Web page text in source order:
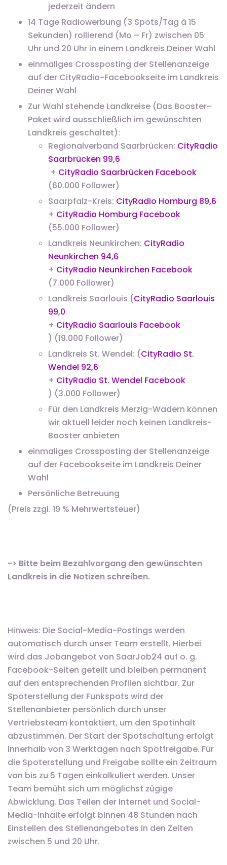
jederzeit ändern
14 Tage Radiowerbung (3 Spots/Tag à 15
Sekunden) rollierend (Mo – Fr) zwischen 05
Uhr und 20 Uhr in einem Landkreis Deiner Wahl
einmaliges Crossposting der Stellenanzeige
auf der CityRadio-Facebookseite im Landkreis
Deiner Wahl
Zur Wahl stehende Landkreise (Das Booster-
Paket wird ausschließlich im gewünschten
Landkreis geschaltet):
Regionalverband Saarbrücken: CityRadio
Saarbrücken 99,6
+ CityRadio Saarbrücken Facebook
(60.000 Follower)
Saarpfalz-Kreis: CityRadio Homburg 89,6
+ CityRadio Homburg Facebook
(55.000 Follower)
Landkreis Neunkirchen: CityRadio
Neunkirchen 94,6
+ CityRadio Neunkirchen Facebook
(7.000 Follower)
Landkreis Saarlouis (CityRadio Saarlouis
99,0
+ CityRadio Saarlouis Facebook
) (19.000 Follower)
Landkreis St. Wendel: (CityRadio St.
Wendel 92,6
+ CityRadio St. Wendel Facebook
) (3.000 Follower)
Für den Landkreis Merzig-Wadern können
wir aktuell leider noch keinen Landkreis-
Booster anbieten
einmaliges Crossposting der Stellenanzeige
auf der Facebookseite im Landkreis Deiner
Wahl
Persönliche Betreuung
(Preis zzgl. 19 % Mehrwertsteuer)
-> Bitte beim Bezahlvorgang den gewünschten
Landkreis in die Notizen schreiben.
Hinweis: Die Social-Media-Postings werden
automatisch durch unser Team erstellt. Hierbei
wird das Jobangebot von SaarJob24 auf o. g.
Facebook-Seiten geteilt und bleiben permanent
auf den entsprechenden Profilen sichtbar. Zur
Spoterstellung der Funkspots wird der
Stellenanbieter persönlich durch unser
Vertriebsteam kontaktiert, um den Spotinhalt
abzustimmen. Der Start der Spotschaltung erfolgt
innerhalb von 3 Werktagen nach Spotfreigabe. Für
die Spoterstellung und Freigabe sollte ein Zeitraum
von bis zu 5 Tagen einkalkuliert werden. Unser
Team bemüht sich um möglichst zügige
Abwicklung. Das Teilen der Internet und Social-
Media-Inhalte erfolgt binnen 48 Stunden nach
Einstellen des Stellenangebotes in den Zeiten
zwischen 5 und 20 Uhr.